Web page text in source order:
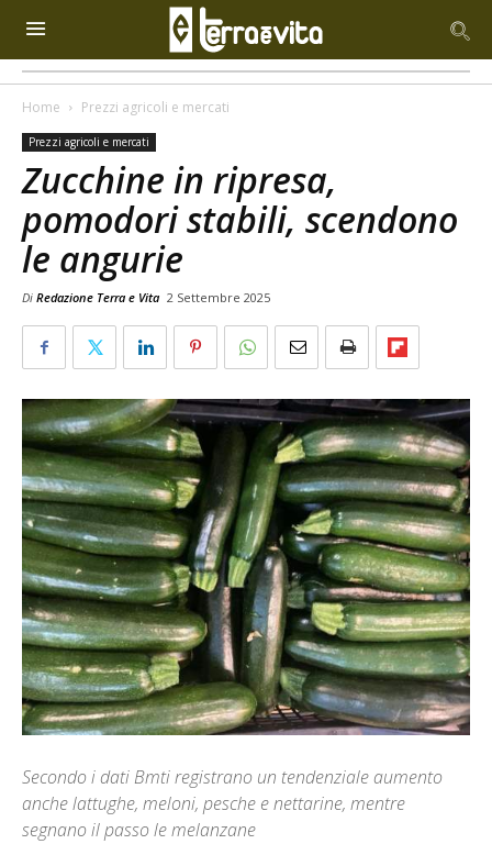
Home Prezzi agricoli e mercati
Prezzi agricoli e mercati
Zucchine in ripresa,
pomodori stabili, scendono
le angurie
Di Redazione Terra e Vita 2 Settembre 2025
Secondo i dati Bmti registrano un tendenziale aumento
anche lattughe, meloni, pesche e nettarine, mentre
segnano il passo le melanzane